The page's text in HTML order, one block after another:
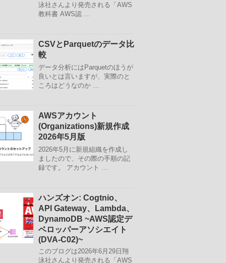
泳社さんより発売される「AWS
教科書 AWS認 …
CSVとParquetのデータ比
較
データ分析にはParquetのほうが
良いとは言いますが、実際のと
ころはどうなのか …
AWSアカウント
(Organizations)新規作成
2026年5月版
2026年5月に新規組織を作成し
ましたので、その際の手順の記
録です。 アカウント …
ハンズオン: Cogtnio、
API Gateway、Lambda、
DynamoDB ~AWS認定デ
ベロッパーアソシエイト
(DVA-C02)~
このブログは2026年6月29日翔
泳社さんより発売される「AWS